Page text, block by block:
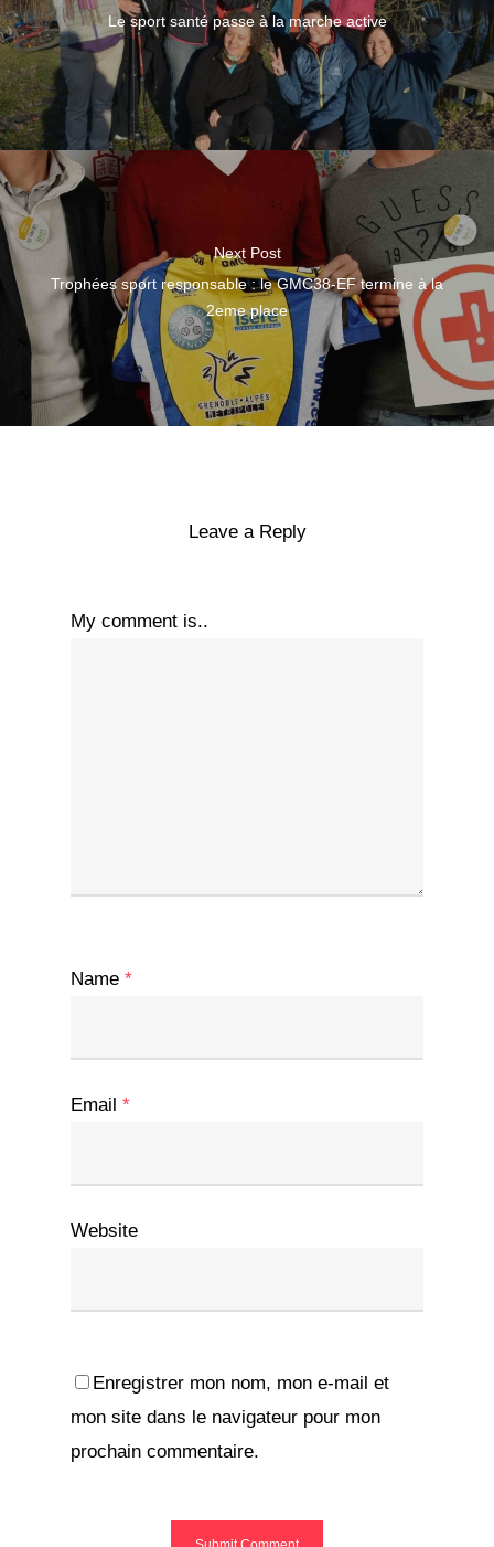
Le sport santé passe à la marche active
Next Post
Trophées sport responsable : le GMC38-EF termine à la
2eme place
Leave a Reply
My comment is..
Name *
Email *
Website
Enregistrer mon nom, mon e-mail et
mon site dans le navigateur pour mon
prochain commentaire.